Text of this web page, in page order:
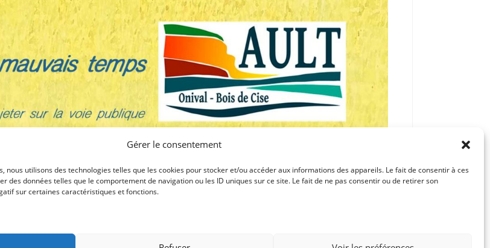
Gérer le consentement
nous utilisons des technologies telles que les cookies pour stocker et/ou accéder aux informations des appareils. Le fait de consentir à ces
des données telles que le comportement de navigation ou les ID uniques sur ce site. Le fait de ne pas consentir ou de retirer son
sur certaines caractéristiques et fonctions.